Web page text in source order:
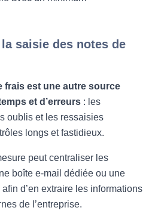
saisie des notes de
frais est une autre source
et d’erreurs : les
oublis et les ressaisies
longs et fastidieux.
peut centraliser les
boîte e-mail dédiée ou une
d’en extraire les informations
de l’entreprise.